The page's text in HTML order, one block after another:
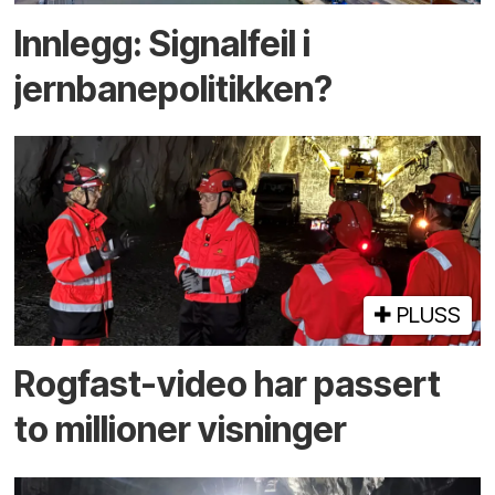
Innlegg: Signalfeil i
jernbanepolitikken?
PLUSS
Rogfast-video har passert
to millioner visninger